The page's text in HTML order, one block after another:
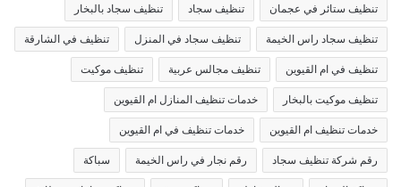
تنظيف ستائر في عجمان تنظيف سجاد تنظيف سجاد بالبخار
تنظيف سجاد راس الخيمة تنظيف سجاد في المنزل تنظيف في الشارقة
تنظيف في ام القيوين تنظيف مجالس عربية تنظيف موكيت
تنظيف موكيت بالبخار خدمات تنظيف المنازل ام القيوين
خدمات تنظيف ام القيوين خدمات تنظيف في ام القيوين
رقم شركة تنظيف سجاد رقم نجار في راس الخيمة سباكة